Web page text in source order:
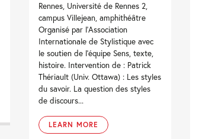
Rennes, Université de Rennes 2,
campus Villejean, amphithéâtre
Organisé par l'Association
Internationale de Stylistique avec
le soutien de l'équipe Sens, texte,
histoire. Intervention de : Patrick
Thériault (Univ. Ottawa) : Les styles
du savoir. La question des styles
de discours...
LEARN MORE